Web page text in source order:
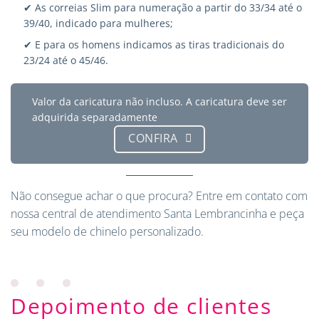
✔ As correias Slim para numeração a partir do 33/34 até o
39/40, indicado para mulheres;
✔ E para os homens indicamos as tiras tradicionais do
23/24 até o 45/46.
Valor da caricatura não incluso. A caricatura deve ser
adquirida separadamente
CONFIRA
Não consegue achar o que procura? Entre em contato com
nossa central de atendimento Santa Lembrancinha e peça
seu modelo de chinelo personalizado.
Depoimento de clientes